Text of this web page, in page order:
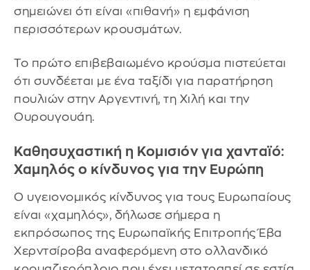
σημειώνει ότι είναι «πιθανή» η εμφάνιση
περισσότερων κρουσμάτων.
Το πρώτο επιβεβαιωμένο κρούσμα πιστεύεται
ότι συνδέεται με ένα ταξίδι για παρατήρηση
πουλιών στην Αργεντινή, τη Χιλή και την
Ουρουγουάη.
Καθησυχαστική η Κομισιόν για χανταϊό:
Χαμηλός ο κίνδυνος για την Ευρώπη
Ο υγειονομικός κίνδυνος για τους Ευρωπαίους
είναι «χαμηλός», δήλωσε σήμερα η
εκπρόσωπος της Ευρωπαϊκής Επιτροπής Έβα
Χερντσίροβα αναφερόμενη στο ολλανδικό